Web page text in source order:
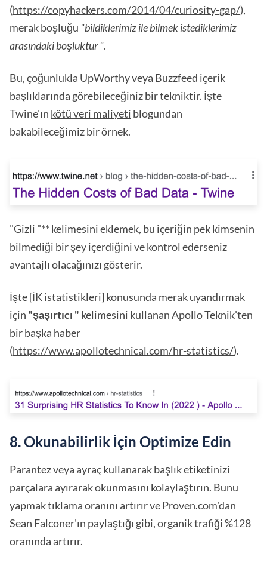
(https://copyhackers.com/2014/04/curiosity-gap/),
merak boşluğu "bildiklerimiz ile bilmek istediklerimiz
arasındaki boşluktur ".
Bu, çoğunlukla UpWorthy veya Buzzfeed içerik
başlıklarında görebileceğiniz bir tekniktir. İşte
Twine'ın kötü veri maliyeti blogundan
bakabileceğimiz bir örnek.
"Gizli "** kelimesini eklemek, bu içeriğin pek kimsenin
bilmediği bir şey içerdiğini ve kontrol ederseniz
avantajlı olacağınızı gösterir.
İşte [İK istatistikleri] konusunda merak uyandırmak
için "şaşırtıcı " kelimesini kullanan Apollo Teknik'ten
bir başka haber
(https://www.apollotechnical.com/hr-statistics/).
8. Okunabilirlik İçin Optimize Edin
Parantez veya ayraç kullanarak başlık etiketinizi
parçalara ayırarak okunmasını kolaylaştırın. Bunu
yapmak tıklama oranını artırır veProven.com'dan
Sean Falconer'ın paylaştığı gibi, organik trafiği %128
oranında artırır.